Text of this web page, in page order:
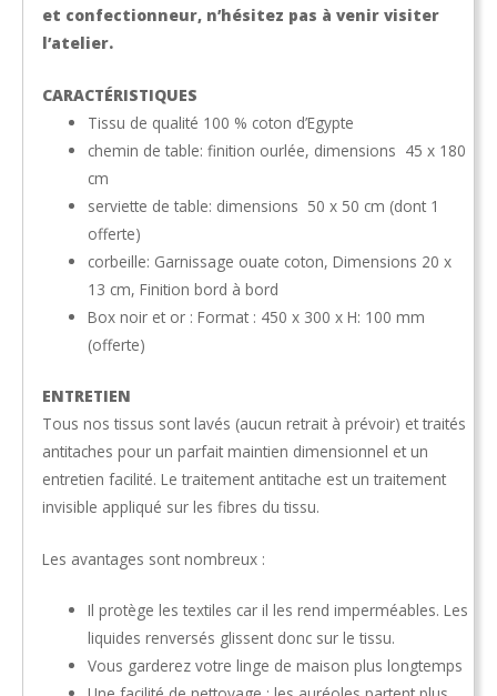
et confectionneur, n’hésitez pas à venir visiter
l’atelier.
CARACTÉRISTIQUES
Tissu de qualité 100 % coton d’Egypte
chemin de table: finition ourlée, dimensions 45 x 180
cm
serviette de table: dimensions 50 x 50 cm (dont 1
offerte)
corbeille: Garnissage ouate coton, Dimensions 20 x
13 cm, Finition bord à bord
Box noir et or : Format : 450 x 300 x H: 100 mm
(offerte)
ENTRETIEN
Tous nos tissus sont lavés (aucun retrait à prévoir) et traités
antitaches pour un parfait maintien dimensionnel et un
entretien facilité. Le traitement antitache est un traitement
invisible appliqué sur les fibres du tissu.
Les avantages sont nombreux :
Il protège les textiles car il les rend imperméables. Les
liquides renversés glissent donc sur le tissu.
Vous garderez votre linge de maison plus longtemps